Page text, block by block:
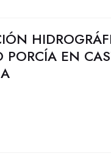
PORCÍA EN